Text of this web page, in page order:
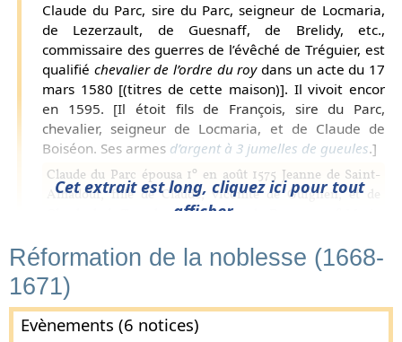
Claude du Parc, sire du Parc, seigneur de Locmaria,
de Lezerzault, de Guesnaff, de Brelidy, etc.,
commissaire des guerres de l’évêché de Tréguier, est
qualifié chevalier de l’ordre du roydans un acte du 17
mars 1580 [(titres de cette maison)]. Il vivoit encor
en 1595. [Il étoit fils de François, sire du Parc,
chevalier, seigneur de Locmaria, et de Claude de
Boiséon. Ses armes d’argent à 3 jumelles de gueules.]
Claude du Parc épousa 1o
en août 1575 Jeanne de Saint-
Amadour, fille de Claude, vicomte de Guignen, et de
Claude de la Tousche ; 2oJulienne du Dresnay ; 3
Supplément par Gaston de Carné (plus d'infos).
Louis du Parc, seigneur de Locmaria, capitaine de
l’arrière-ban de Tréguier, lieutenant de la compagnie de
gendarmes du duc de Retz, gouverneur de Guingamp, fut
Cet extrait est long, cliquez ici pour tout
afficher...
Réformation de la noblesse (1668-
1671)
Evènements (6 notices)